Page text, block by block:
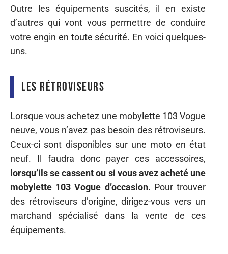
Outre les équipements suscités, il en existe
d’autres qui vont vous permettre de conduire
votre engin en toute sécurité. En voici quelques-
uns.
Les rétroviseurs
Lorsque vous achetez une mobylette 103 Vogue
neuve, vous n’avez pas besoin des rétroviseurs.
Ceux-ci sont disponibles sur une moto en état
neuf. Il faudra donc payer ces accessoires,
lorsqu’ils se cassent ou si vous avez acheté une
mobylette 103 Vogue d’occasion. Pour trouver
des rétroviseurs d’origine, dirigez-vous vers un
marchand spécialisé dans la vente de ces
équipements.